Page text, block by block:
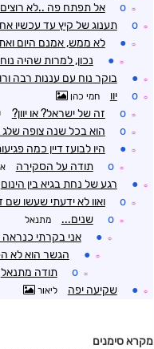
☼
o אל תפתח פה ..לא רוצים
☼
o תענוג של קיץ עד עכשיו
☼
● לא ממש, אמנם היום
☼
● נכון, למרות שהיה
☼
● בוקר נוח עם עננות רבה
☼
o יוו חמי כהן
☼
o זה של ישראל? או יוון?
☼
o הוא בכל שנה צופה שלג
☼
● היו לבועז דיין כמה
☼
o תודה על הסקירה
☼
● רגע של נחת בגיא בין הינום
☼
o ואוו לא ידעתי שעשו
☼
o שנים... מתנאל
☼
● אני בקרתי
☼
● הגשר הוא לא
☼
o תודה מתנאל
☼
● שקיעה יפה ליאור
מקרא סימנים